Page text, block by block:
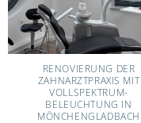
RENOVIERUNG DER
ZAHNARZTPRAXIS MIT
VOLLSPEKTRUM-
BELEUCHTUNG IN
MÖNCHENGLADBACH